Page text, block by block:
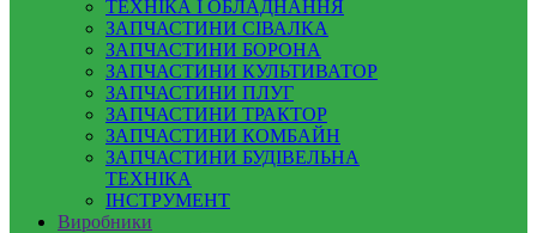
ТЕХНІКА І ОБЛАДНАННЯ
ЗАПЧАСТИНИ СІВАЛКА
ЗАПЧАСТИНИ БОРОНА
ЗАПЧАСТИНИ КУЛЬТИВАТОР
ЗАПЧАСТИНИ ПЛУГ
ЗАПЧАСТИНИ ТРАКТОР
ЗАПЧАСТИНИ КОМБАЙН
ЗАПЧАСТИНИ БУДІВЕЛЬНА
ТЕХНІКА
ІНСТРУМЕНТ
Виробники